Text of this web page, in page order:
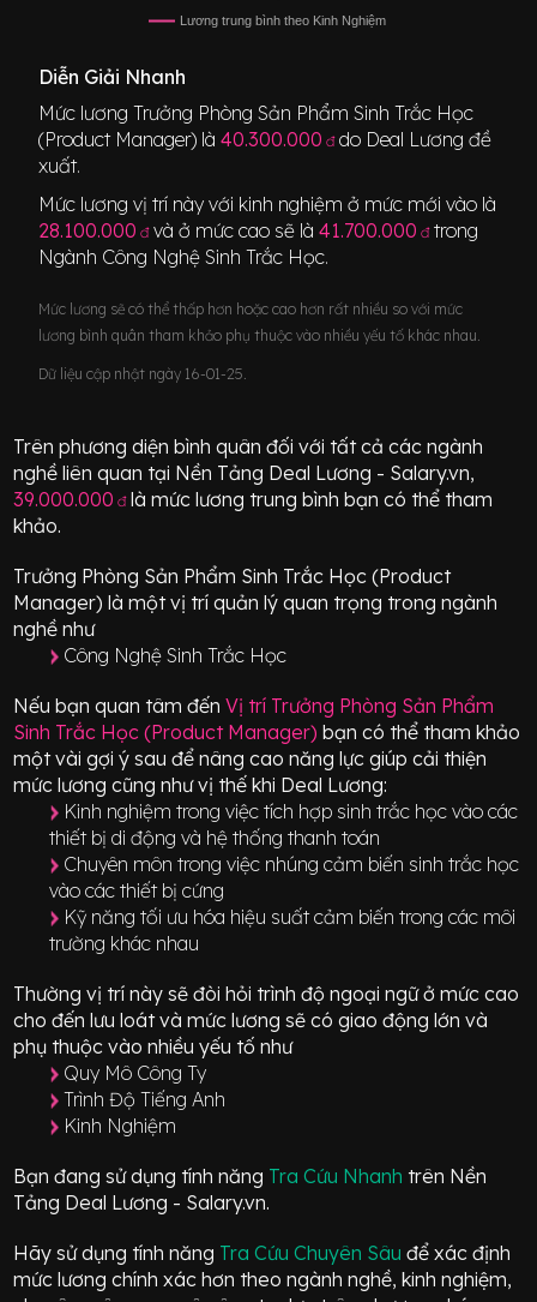
Lương trung bình theo Kinh Nghiệm
Diễn Giải Nhanh
Mức lươngTrưởng Phòng Sản Phẩm Sinh Trắc Học
(Product Manager) là40.300.000 đdo Deal Lương đề
xuất.
Mức lương vị trí này với kinh nghiệm ở mức mới vào là
28.100.000 đ và ở mức cao sẽ là41.700.000 đ trong
Ngành Công Nghệ Sinh Trắc Học.
Mức lương sẽ có thể thấp hơn hoặc cao hơn rất nhiều so với mức
lương bình quân tham khảo phụ thuộc vào nhiều yếu tố khác nhau.
Dữ liệu cập nhật ngày 16-01-25.
Trên phương diện bình quân đối với tất cả các ngành
nghề liên quan tại Nền Tảng Deal Lương - Salary.vn,
39.000.000 đlà mức lương trung bình bạn có thể tham
khảo.
Trưởng Phòng Sản Phẩm Sinh Trắc Học (Product
Manager) là một vị tríquản lý quan trọng trong ngành
nghề như
Công Nghệ Sinh Trắc Học
Nếu bạn quan tâm đến Vị trí Trưởng Phòng Sản Phẩm
Sinh Trắc Học (Product Manager) bạn có thể tham khảo
một vài gợi ý sau để nâng cao năng lực giúp cải thiện
mức lương cũng như vị thế khi Deal Lương:
Kinh nghiệm trong việc tích hợp sinh trắc học vào các
thiết bị di động và hệ thống thanh toán
Chuyên môn trong việc nhúng cảm biến sinh trắc học
vào các thiết bị cứng
Kỹ năng tối ưu hóa hiệu suất cảm biến trong các môi
trường khác nhau
Thường vị trí này sẽ đòi hỏi trình độ ngoại ngữ ở mứccao
cho đến lưu loát và mức lương sẽ có giao độnglớn và
phụ thuộc vào nhiều yếu tố như
Quy Mô Công Ty
Trình Độ Tiếng Anh
Kinh Nghiệm
Bạn đang sử dụng tính năng Tra Cứu Nhanh trên Nền
Tảng Deal Lương - Salary.vn.
Hãy sử dụng tính năng Tra Cứu Chuyên Sâuđể xác định
mức lương chính xác hơn theo ngành nghề, kinh nghiệm,